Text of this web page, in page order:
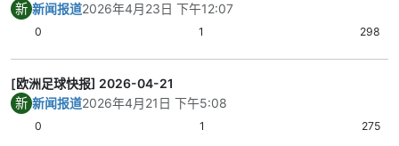
新 新闻报道2026年4月23日 下午12:07
0 1 298
[欧洲足球快报] 2026-04-21
新 新闻报道2026年4月21日 下午5:08
0 1 275